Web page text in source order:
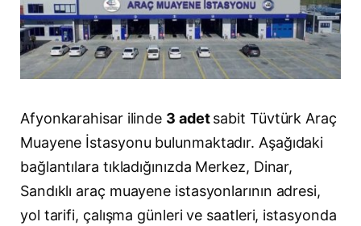
Afyonkarahisar ilinde 3 adetsabit Tüvtürk Araç
Muayene İstasyonu bulunmaktadır. Aşağıdaki
bağlantılara tıkladığınızda Merkez, Dinar,
Sandıklı araç muayene istasyonlarının adresi,
yol tarifi, çalışma günleri ve saatleri, istasyonda